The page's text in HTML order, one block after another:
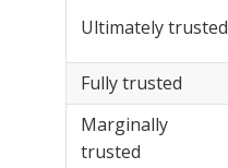
Ultimately trusted
Fully trusted
Marginally
trusted